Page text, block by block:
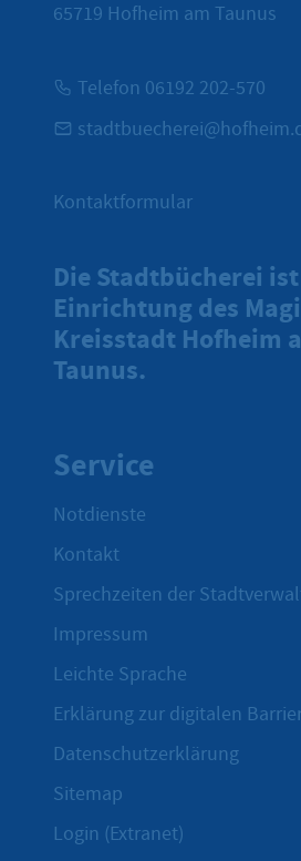
65719 Hofheim am Taunus
Telefon 06192 202-570
Kontaktformular
Die Stadtbücherei
Einrichtung des
Kreisstadt Hofheim
Taunus.
Service
Notdienste
Kontakt
Sprechzeiten der
Impressum
Leichte Sprache
Erklärung zur digitalen
Datenschutzerklärung
Sitemap
Login (Extranet)